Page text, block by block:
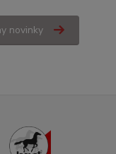
novinky